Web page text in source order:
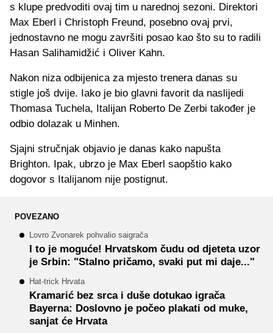
s klupe predvoditi ovaj tim u narednoj sezoni. Direktori
Max Eberl i Christoph Freund, posebno ovaj prvi,
jednostavno ne mogu završiti posao kao što su to radili
Hasan Salihamidžić i Oliver Kahn.
Nakon niza odbijenica za mjesto trenera danas su
stigle još dvije. Iako je bio glavni favorit da naslijedi
Thomasa Tuchela, Italijan Roberto De Zerbi također je
odbio dolazak u Minhen.
Sjajni stručnjak objavio je danas kako napušta
Brighton. Ipak, ubrzo je Max Eberl saopštio kako
dogovor s Italijanom nije postignut.
POVEZANO
Lovro Zvonarek pohvalio saigrača
I to je moguće! Hrvatskom čudu od djeteta uzor
je Srbin: "Stalno pričamo, svaki put mi daje..."
Hat-trick Hrvata
Kramarić bez srca i duše dotukao igrača
Bayerna: Doslovno je počeo plakati od muke,
sanjat će Hrvata